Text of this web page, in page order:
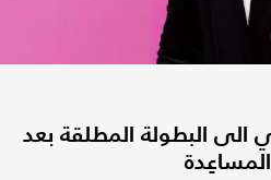
البطولة المطلقة بعد